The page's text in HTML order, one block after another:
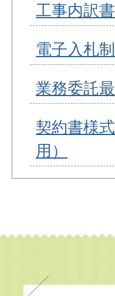
工事内訳
電子入札
業務委託
契約書様
用）